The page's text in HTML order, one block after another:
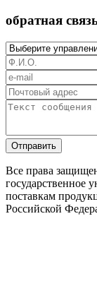
обратная
Отправить
Все права
государственное
поставкам
Российской